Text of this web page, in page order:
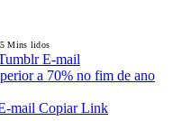
5 Mins lidos
E-mail
mail Copiar Link